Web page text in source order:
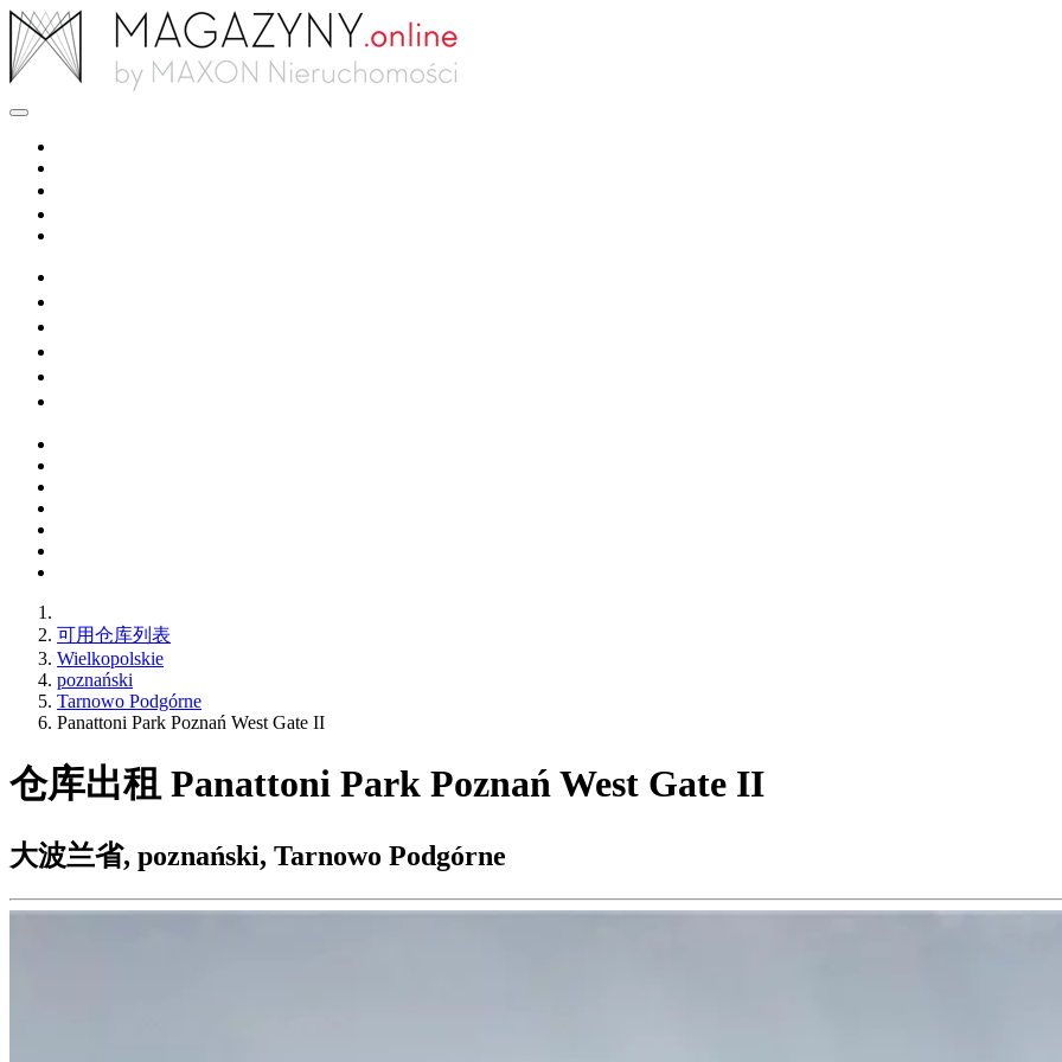
可用仓库列表
Wielkopolskie
poznański
Tarnowo Podgórne
Panattoni Park Poznań West Gate II
仓库出租 Panattoni Park Poznań West Gate II
大波兰省, poznański, Tarnowo Podgórne